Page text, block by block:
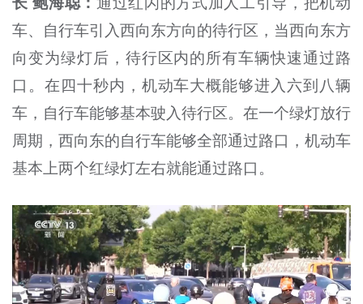
车、自行车引入西向东方向的待行区，当西向东方
向变为绿灯后，待行区内的所有车辆快速通过路
口。在四十秒内，机动车大概能够进入六到八辆
车，自行车能够基本驶入待行区。在一个绿灯放行
周期，西向东的自行车能够全部通过路口，机动车
基本上两个红绿灯左右就能通过路口。